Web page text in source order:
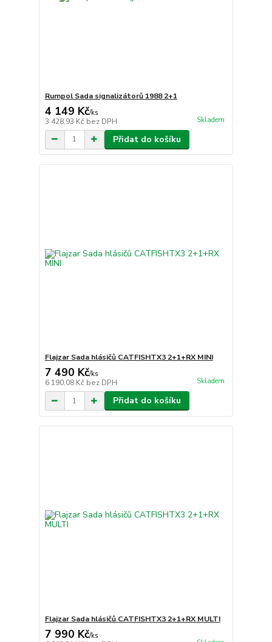
Rumpol Sada signalizátorů 1988 2+1
4 149 Kč/ks
3 428,93 Kč bez DPH Skladem
Přidat do košíku
Flajzar Sada hlásičů CATFISHTX3 2+1+RX MINI
7 490 Kč/ks
6 190,08 Kč bez DPH Skladem
Přidat do košíku
Flajzar Sada hlásičů CATFISHTX3 2+1+RX MULTI
7 990 Kč/ks